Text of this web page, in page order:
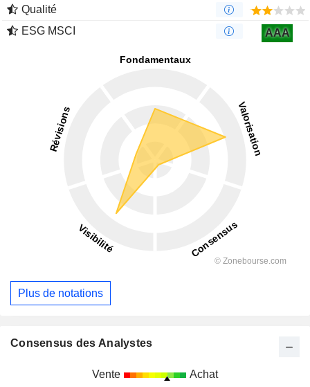
Qualité
ESG MSCI
AAA
Plus de notations
Consensus des Analystes
Vente Achat